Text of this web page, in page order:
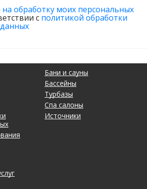
на обработку моих персональных
с политикой обработки
Бани и сауны
Бассейны
Турбазы
Спа салоны
Источники